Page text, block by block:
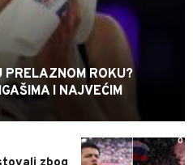
PRELAZNOM ROKU?
I NAJVEĆIM
0